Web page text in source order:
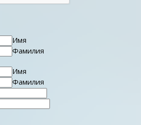
Имя
Фамилия
Имя
Фамилия